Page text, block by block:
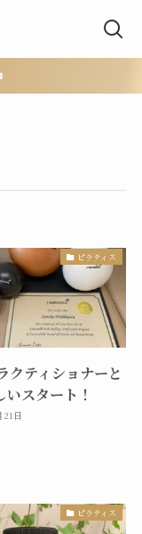
ピラティス
クティショナーと
いスタート！
21日
ピラティス